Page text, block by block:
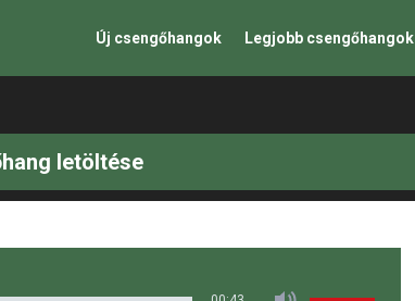
Új csengőhangok Legjobb csengőhangok
letöltése